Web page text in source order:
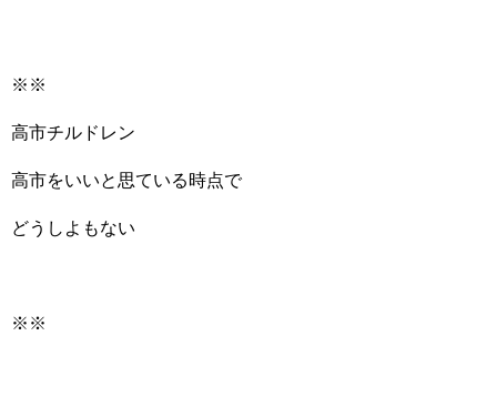
※※
高市チルドレン
高市をいいと思ている時点で
どうしよもない
※※